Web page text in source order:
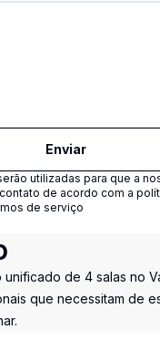
Enviar
utilizadas para que a
de acordo com a
de serviço
unificado de 4 salas no
que necessitam de